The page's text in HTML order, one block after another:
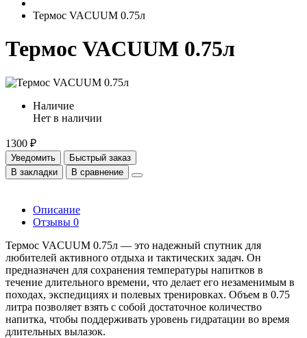
Термос VACUUM 0.75л
Термос VACUUM 0.75л
Наличие
Нет в наличии
1300 ₽
Уведомить
Быстрый заказ
В закладки
В сравнение
Описание
Отзывы 0
Термос VACUUM 0.75л — это надежный спутник для
любителей активного отдыха и тактических задач. Он
предназначен для сохранения температуры напитков в
течение длительного времени, что делает его незаменимым в
походах, экспедициях и полевых тренировках. Объем в 0.75
литра позволяет взять с собой достаточное количество
напитка, чтобы поддерживать уровень гидратации во время
длительных вылазок.